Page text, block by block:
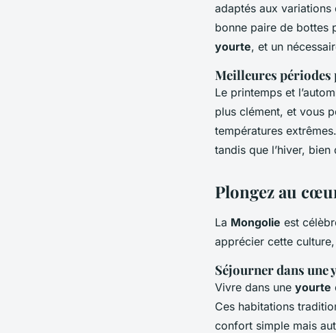
adaptés aux
bonne paire de bottes
yourte, et un
Meilleures périodes
Le printemps et
plus clément, et vous
températures
tandis que l’hiver,
Plongez au
La Mongolie est
apprécier cette
Séjourner dans une
Vivre dans une yourte
Ces habitations
confort simple mais